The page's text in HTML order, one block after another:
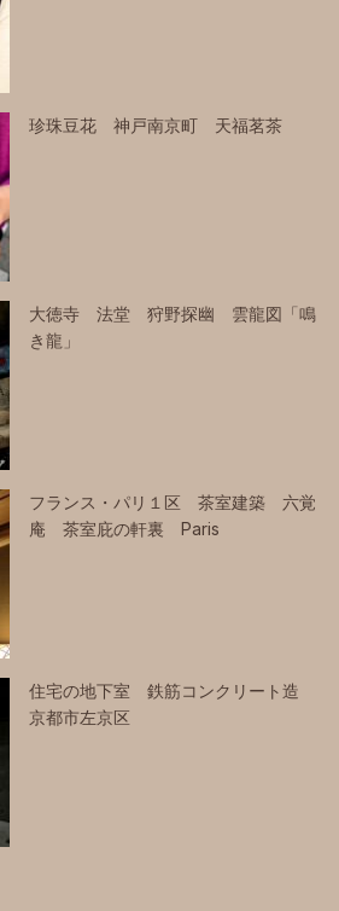
珍珠豆花 神戸南京町 天福茗茶
大徳寺 法堂 狩野探幽 雲龍図「鳴
き龍」
フランス・パリ１区 茶室建築 六覚
庵 茶室庇の軒裏 Paris
住宅の地下室 鉄筋コンクリート造
京都市左京区